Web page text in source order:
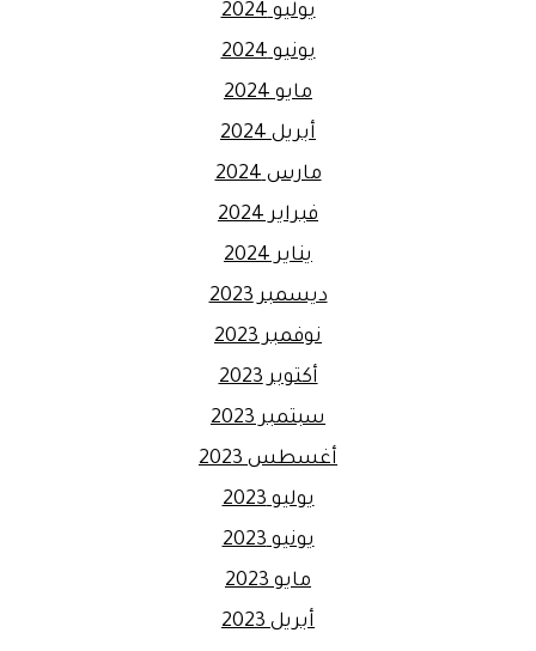
يوليو 2024
يونيو 2024
مايو 2024
أبريل 2024
مارس 2024
فبراير 2024
يناير 2024
ديسمبر 2023
نوفمبر 2023
أكتوبر 2023
سبتمبر 2023
أغسطس 2023
يوليو 2023
يونيو 2023
مايو 2023
أبريل 2023